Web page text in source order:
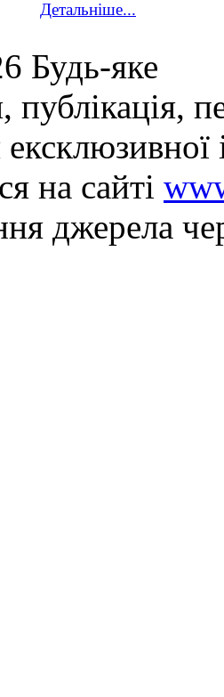
Детальніше...
Будь-яке
публiкацiя,
на сайті
джерела